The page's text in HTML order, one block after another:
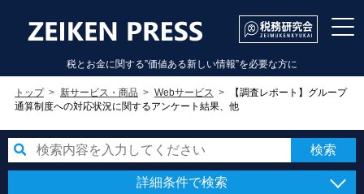
税とお金に関する”価値ある新しい情報”を必要な方に
トップ 新サービス・商品 Webサービス
【調査レポート】グループ
通算制度への対応状況に関するアンケート結果、他
詳細条件で検索